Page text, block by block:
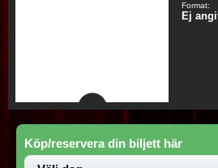
Format:
Ej
Köp/reservera din biljett här